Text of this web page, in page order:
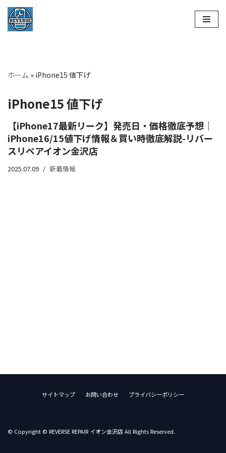
コ
ツ
ス
ッ
プ
ホーム » iPhone15 値下げ
iPhone15 値下げ
【iPhone17最新リーク】発売日・価格徹底予想｜
iPhone16/15値下げ情報＆買い時徹底解説-リバー
スリペアイオン金沢店
2025.07.09 新着情報
サイトマップ お問い合わせ プライバシーポリシー
© Copyright © REVERSE REPAIR イオン金沢店 All Rights Reserved.